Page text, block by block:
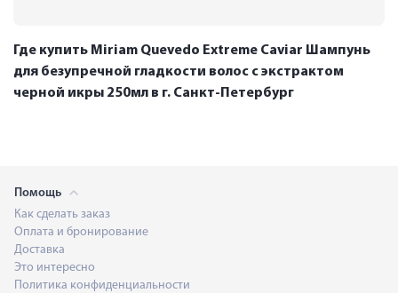
Где купить Miriam Quevedo Extreme Caviar Шампунь
для безупречной гладкости волос с экстрактом
черной икры 250мл в г. Санкт-Петербург
Помощь
Как сделать заказ
Оплата и бронирование
Доставка
Это интересно
Политика конфиденциальности